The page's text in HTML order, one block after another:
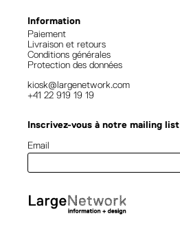
Information
Paiement
Livraison et retours
Conditions générales
Protection des données
kiosk@largenetwork.com
+41 22 919 19 19
Inscrivez-vous à notre mailing list
Email